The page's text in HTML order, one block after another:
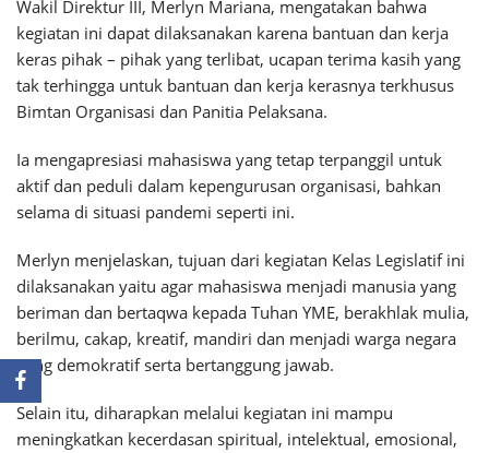
Wakil Direktur III, Merlyn Mariana, mengatakan bahwa
kegiatan ini dapat dilaksanakan karena bantuan dan kerja
keras pihak – pihak yang terlibat, ucapan terima kasih yang
tak terhingga untuk bantuan dan kerja kerasnya terkhusus
Bimtan Organisasi dan Panitia Pelaksana.
Ia mengapresiasi mahasiswa yang tetap terpanggil untuk
aktif dan peduli dalam kepengurusan organisasi, bahkan
selama di situasi pandemi seperti ini.
Merlyn menjelaskan, tujuan dari kegiatan Kelas Legislatif ini
dilaksanakan yaitu agar mahasiswa menjadi manusia yang
beriman dan bertaqwa kepada Tuhan YME, berakhlak mulia,
berilmu, cakap, kreatif, mandiri dan menjadi warga negara
yang demokratif serta bertanggung jawab.
Selain itu, diharapkan melalui kegiatan ini mampu
meningkatkan kecerdasan spiritual, intelektual, emosional,